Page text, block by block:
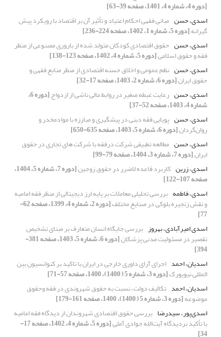
[دوره 4، شماره 4، 1401، صفحه 39-63]
اسدی، حسن مبانی فقهی احکام اعتیاد و تأثیر آن بر اقتصاد با رویکرد پیش
گیرانه[دوره 5، شماره 1، 1402، صفحه 224-236]
اسدی، حسن حقوق اقتصادی کودکان متولد شده از باروری مصنوعی از منظر
فقه و حقوق اسلامی[دوره 5، شماره 4، 1402، صفحه 123-138]
اسدی، حسن نظم عمومی و اخلاق حسنه اقتصادی از منظر منابع فقهی و
حقوق ایران[دوره 6، شماره 2، 1403، صفحه 17-32]
اسدی، حسن رعایت غبطه صغیر در روابط مالی ناشی از ازدواج [دوره 6،
شماره 4، 1403، صفحه 52-37]
اسدی، حسن پویایی فقه دینی در پیشگیری و مبارزه با موادمخدر و
روان‌گردان[دوره 6، شماره 5، 1403، صفحه 635-650]
اسدی، حسن مطالعه تطبیقی شرکت درفقه با شرکت های تجاری در حقوق
ایران[دوره 7، شماره 3، 1404، صفحه 79-99]
اسدی، زرین کاربرد قاعده لاضرر در حقوق زوجین [دوره 7، شماره 5، 1404،
صفحه 107-122]
اسدی، فاطمه بررسی تحلیلی معاملات بر پایه ارز دیجیتالی از منظر فقه امامیه
و نقش زنجیره بلوکی در صنایع مختلف [دوره 2، شماره 4، 1399، صفحه 62-
77]
اسدی امیرآبادی، بهروز بررسی جایگاه انسان متعارف بر مبنای تشخیص
تقصیر در مسئولیت مدنی پزشکان [دوره 6، شماره 5، 1403، صفحه 381-
394]
اسدیان، احمد اجرای آرای داوری خارجی در ایران با تاکید بر کنوانسیون بین
المللی نیویورک[دوره 3، شماره 5 ( 1400)، 1400، صفحه 57-71]
اسدیان، احمد تکالیف دولت، نسبت به حقوق شهروندی در فقه وحقوق
موضوعه[دوره 3، شماره 5 ( 1400)، 1400، صفحه 161-179]
اسدی‌پور، سیدرضا بررسی حقوق اقتصادی شهروندان از دیدگاه فقه امامیه
با تأکید بردیدگاه آیت‌الله جوادی آملی [دوره 5، شماره 4، 1402، صفحه 17-
34]